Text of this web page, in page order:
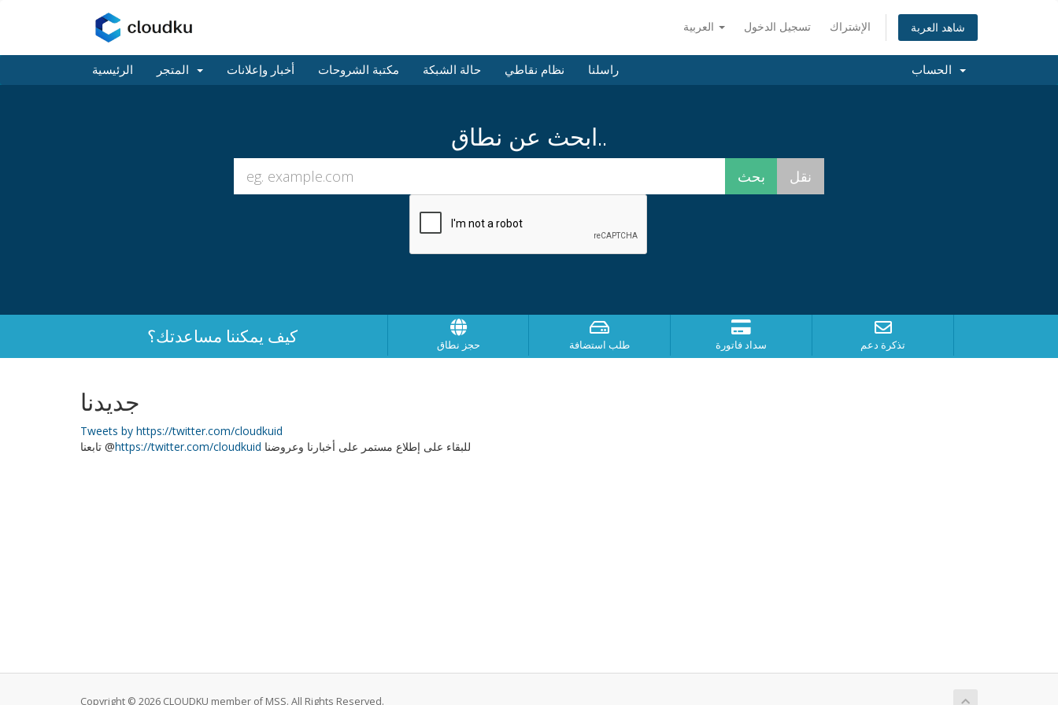
تسجيل الدخول الإشتراك شاهد العربة
الرئيسية أخبار وإعلانات مكتبة الشروحات حالة الشبكة نظام نقاطي راسلنا
ابحث عن نطاق..
كيف يمكننا مساعدتك؟ حجز نطاق طلب استضافة سداد فاتورة تذكرة دعم
جديدنا
Tweets by https://twitter.com/cloudkuid
تابعنا @https://twitter.com/cloudkuid للبقاء على إطلاع مستمر على أخبارنا وعروضنا
Copyright © 2026 CLOUDKU member of MSS. All Rights Reserved.